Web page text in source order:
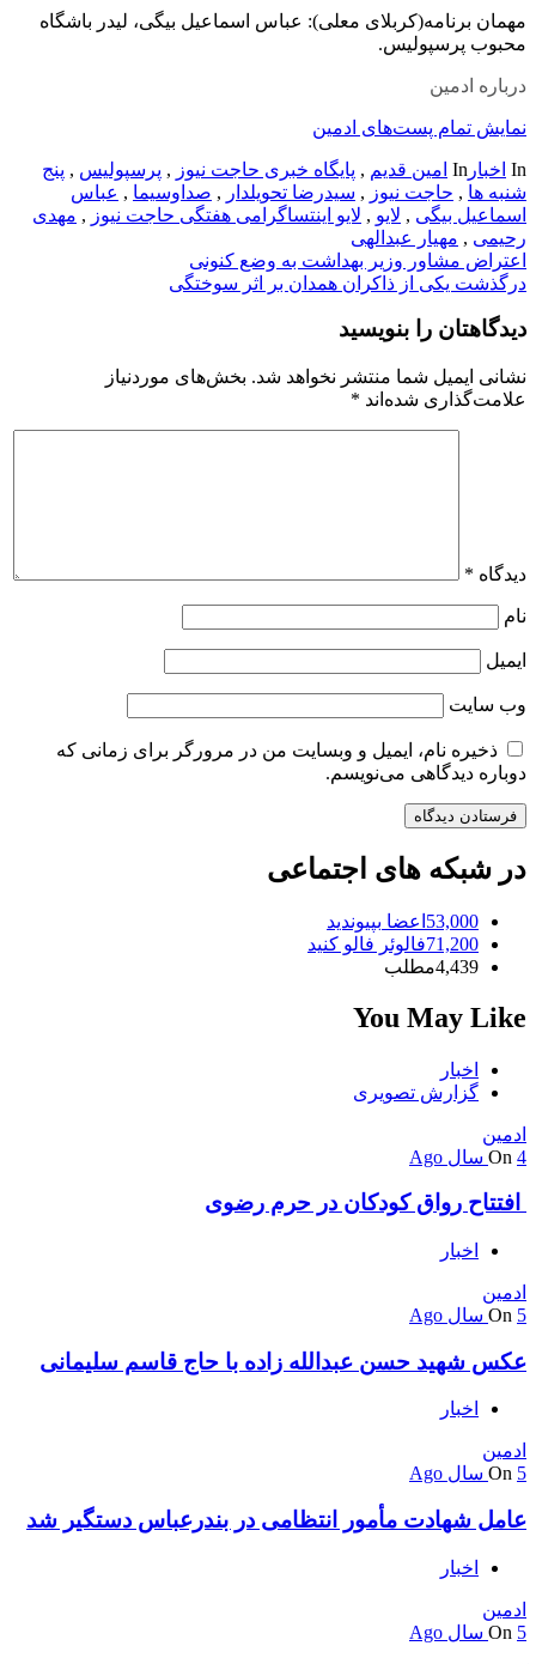
مهمان برنامه(کربلای معلی): عباس اسماعیل بیگی، لیدر باشگاه
محبوب پرسپولیس.
درباره ادمین
نمایش تمام پست‌های ادمین
In اخبار In امین قدیم , پایگاه خبری حاجت نیوز , پرسپولیس , پنج
شنبه ها , حاجت نیوز , سیدرضا تحویلدار , صداوسیما , عباس
اسماعیل بیگی , لایو , لایو اینتساگرامی هفتگی حاجت نیوز , مهدی
رحیمی , مهیار عبدالهی
راهبری
نوشته
اعتراض مشاور وزیر بهداشت به وضع کنونی
درگذشت یکی از ذاکران همدان بر اثر سوختگی
دیدگاهتان را بنویسید
نشانی ایمیل شما منتشر نخواهد شد. بخش‌های موردنیاز
علامت‌گذاری شده‌اند *
دیدگاه *
نام
ایمیل
وب‌ سایت
ذخیره نام، ایمیل و وبسایت من در مرورگر برای زمانی که
دوباره دیدگاهی می‌نویسم.
در شبکه های اجتماعی
53,000 اعضا بپیوندید
71,200فالوئر فالو کنید
4,439مطلب
You May Like
اخبار
گزارش تصویری
ادمین
On 4 سال Ago
افتتاح رواق کودکان در حرم رضوی
اخبار
ادمین
On 5 سال Ago
عکس شهید حسن عبدالله زاده با حاج قاسم سلیمانی
اخبار
ادمین
On 5 سال Ago
عامل شهادت مأمور انتظامی در بندرعباس دستگیر شد
اخبار
ادمین
On 5 سال Ago